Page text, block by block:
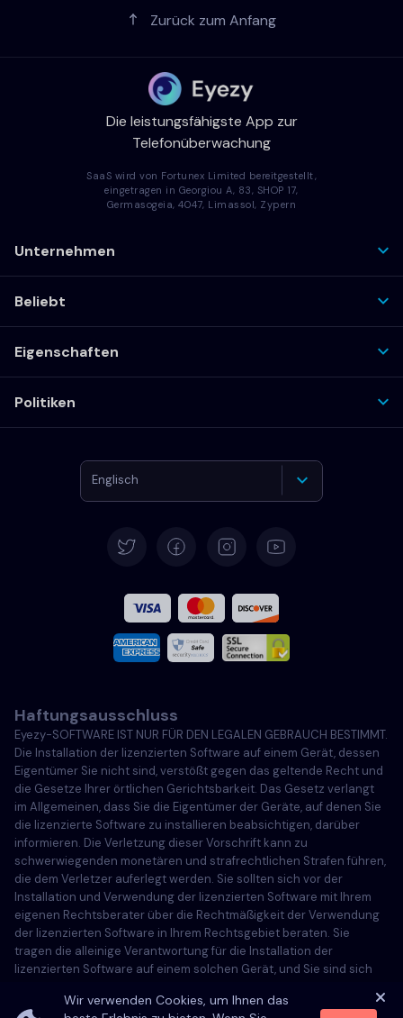
Zurück zum Anfang
Wir verwenden Cookies, um Ihnen das
Die leistungsfähigste App zur
Telefonüberwachung
SaaS wird von Fortunex Limited bereitgestellt,
eingetragen in Georgiou A, 83, SHOP 17,
Germasogeia, 4047, Limassol, Zypern
Unternehmen
Beliebt
Eigenschaften
Politiken
Englisch
Französisch
Italiano
Português
Türkçe
Polski
Haftungsausschluss
Eyezy-SOFTWARE IST NUR FÜR DEN LEGALEN GEBRAUCH BESTIMMT.
Die Installation der lizenzierten Software auf einem Gerät, dessen
Eigentümer Sie nicht sind, verstößt gegen das geltende Recht und
die Gesetze Ihrer örtlichen Gerichtsbarkeit. Das Gesetz verlangt
im Allgemeinen, dass Sie die Eigentümer der Geräte, auf denen Sie
die lizenzierte Software zu installieren beabsichtigen, darüber
informieren. Die Verletzung dieser Vorschrift kann zu
schwerwiegenden monetären und strafrechtlichen Strafen führen,
die dem Verletzer auferlegt werden. Sie sollten sich vor der
Installation und Verwendung der lizenzierten Software mit Ihrem
eigenen Rechtsberater über die Rechtmäßigkeit der Verwendung
der lizenzierten Software in Ihrem Rechtsgebiet beraten. Sie
tragen die alleinige Verantwortung für die Installation der
lizenzierten Software auf einem solchen Gerät, und Sie sind sich